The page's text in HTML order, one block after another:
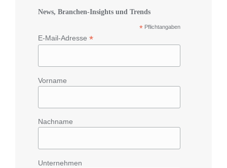
News, Branchen-Insights und Trends
* Pflichtangaben
E-Mail-Adresse *
Vorname
Nachname
Unternehmen